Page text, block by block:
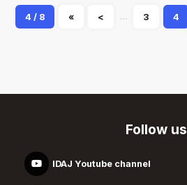
4 / 8 « < ... 3 4
Follow us
IDAJ Youtube channel